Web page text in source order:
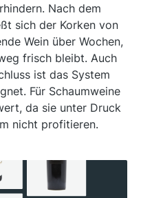
Nach dem
sich der Korken von
Wein über Wochen,
frisch bleibt. Auch
ist das System
Für Schaumweine
da sie unter Druck
nicht profitieren.